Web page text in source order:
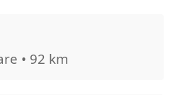
• 92 km